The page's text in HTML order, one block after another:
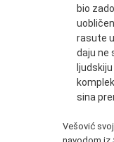
bio
rasute
daju ne
sina
Vešović